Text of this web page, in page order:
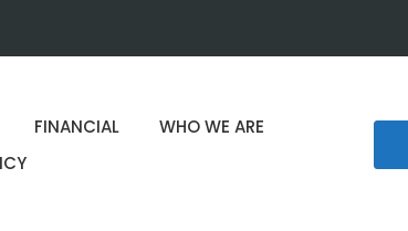
FINANCIAL
WHO WE ARE